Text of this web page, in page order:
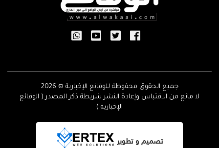
جميع الحقوق محفوظة للوقائع الإخبارية © 2026
لا مانع من الاقتباس وإعادة النشر شريطة ذكر المصدر ( الوقائع
الإخبارية )
تصميم و تطوير